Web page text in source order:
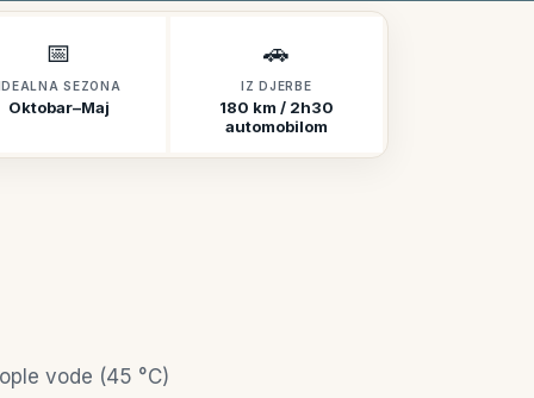
📅
SEZONA
Oktobar–Maj
🚗
IZ DJERBE
180 km / 2h30
automobilom
vode (45 °C)